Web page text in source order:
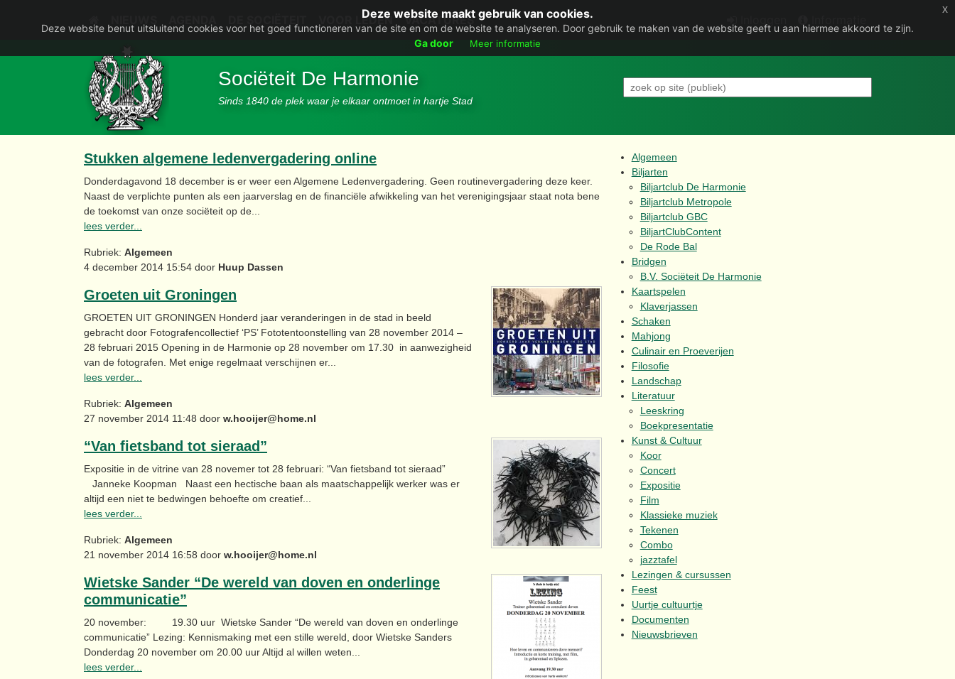
Deze website maakt gebruik van cookies.
Deze website benut uitsluitend cookies voor het goed functioneren van de site en om de website te analyseren. Door gebruik te maken van de website geeft u aan hiermee akkoord te zijn.
Ga door
Meer informatie
x
VOOR LEDEN VACATURES
Sociëteit De Harmonie
Sinds 1840 de plek waar je elkaar ontmoet in hartje Stad
Stukken algemene ledenvergadering online
Donderdagavond 18 december is er weer een Algemene Ledenvergadering. Geen routinevergadering deze keer.
Naast de verplichte punten als een jaarverslag en de financiële afwikkeling van het verenigingsjaar staat nota bene
de toekomst van onze sociëteit op de...
lees verder...
Rubriek: Algemeen
4 december 2014 15:54 door Huup Dassen
Groeten uit Groningen
GROETEN UIT GRONINGEN Honderd jaar veranderingen in de stad in beeld
gebracht door Fotografencollectief ‘PS’ Fototentoonstelling van 28 november 2014 –
28 februari 2015 Opening in de Harmonie op 28 november om 17.30 in aanwezigheid
van de fotografen. Met enige regelmaat verschijnen er...
lees verder...
Rubriek: Algemeen
27 november 2014 11:48 door w.hooijer@home.nl
“Van fietsband tot sieraad”
Expositie in de vitrine van 28 novemer tot 28 februari: “Van fietsband tot sieraad”
Janneke Koopman Naast een hectische baan als maatschappelijk werker was er
altijd een niet te bedwingen behoefte om creatief...
lees verder...
Rubriek: Algemeen
21 november 2014 16:58 door w.hooijer@home.nl
Wietske Sander “De wereld van doven en onderlinge
communicatie”
20 november: 19.30 uur Wietske Sander “De wereld van doven en onderlinge
communicatie” Lezing: Kennismaking met een stille wereld, door Wietske Sanders
Donderdag 20 november om 20.00 uur Altijd al willen weten...
lees verder...
Algemeen
Biljarten
Biljartclub De Harmonie
Biljartclub Metropole
Biljartclub GBC
BiljartClubContent
De Rode Bal
Bridgen
B.V. Sociëteit De Harmonie
Kaartspelen
Klaverjassen
Schaken
Mahjong
Culinair en Proeverijen
Filosofie
Landschap
Literatuur
Leeskring
Boekpresentatie
Kunst & Cultuur
Koor
Concert
Expositie
Film
Klassieke muziek
Tekenen
Combo
jazztafel
Lezingen & cursussen
Feest
Uurtje cultuurtje
Documenten
Nieuwsbrieven